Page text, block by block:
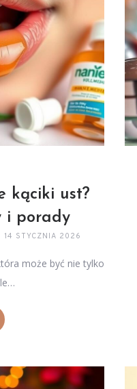
kąciki ust?
i porady
14 STYCZNIA 2026
może być nie tylko